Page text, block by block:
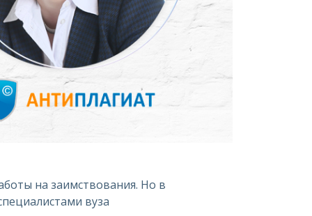
на заимствования. Но в
вуза